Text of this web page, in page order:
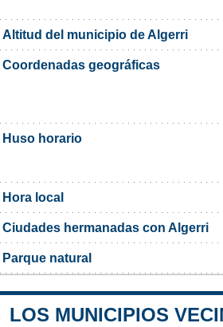
Altitud del municipio de Algerri
Coordenadas geográficas
Huso horario
Hora local
Ciudades hermanadas con Algerri
Parque natural
LOS MUNICIPIOS